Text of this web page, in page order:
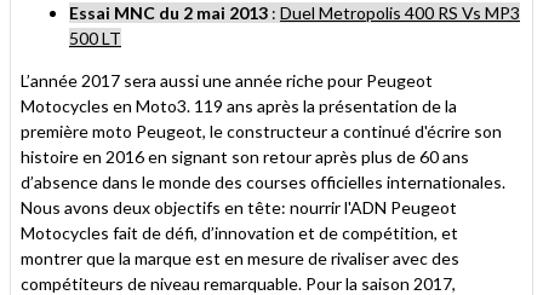
Essai MNC du 2 mai 2013 : Duel Metropolis 400 RS Vs MP3
500 LT
L’année 2017 sera aussi une année riche pour Peugeot
Motocycles en Moto3. 119 ans après la présentation de la
première moto Peugeot, le constructeur a continué d'écrire son
histoire en 2016 en signant son retour après plus de 60 ans
d’absence dans le monde des courses officielles internationales.
Nous avons deux objectifs en tête: nourrir l'ADN Peugeot
Motocycles fait de défi, d’innovation et de compétition, et
montrer que la marque est en mesure de rivaliser avec des
compétiteurs de niveau remarquable. Pour la saison 2017,